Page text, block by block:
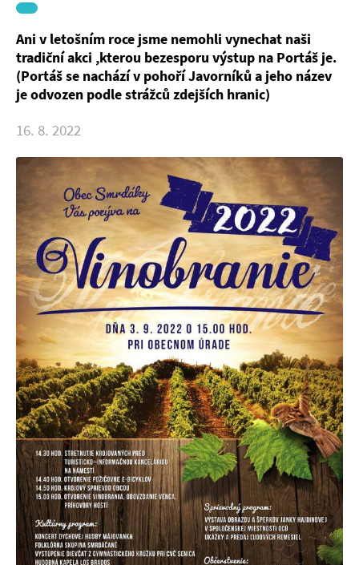
Ani v letošním roce jsme nemohli vynechat naši
tradiční akci ,kterou bezesporu výstup na Portáš je.
(Portáš se nachází v pohoří Javorníků a jeho název
je odvozen podle strážců zdejších hranic)
16. 8. 2022